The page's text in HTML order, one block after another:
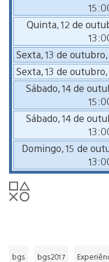
Quinta, 12 de
Sexta, 13 de
Sexta, 13 de
Sábado, 14 de
Sábado, 14 de
Domingo, 15 de
bgs bgs2017